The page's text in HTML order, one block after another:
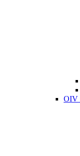
OIV